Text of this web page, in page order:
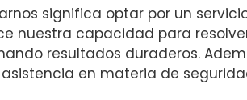
significa optar por un
nuestra capacidad para
resultados duraderos.
en materia de